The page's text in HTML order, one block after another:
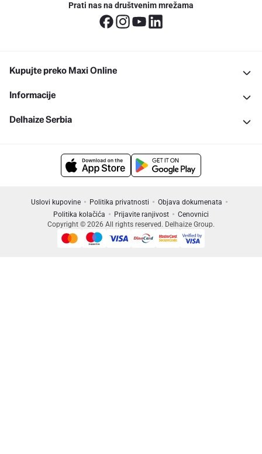
Prati nas na društvenim mrežama
Kupujte preko Maxi Online
Informacije
Delhaize Serbia
Uslovi kupovine Politika privatnosti
Objava dokumenata
Politika kolačića
Prijavite ranjivost
Cenovnici
Copyright © 2026 All rights reserved. Delhaize Group.